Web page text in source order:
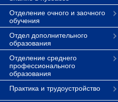
Отделение очного и заочного
обучения
Отдел дополнительного
образования
Отделение среднего
профессионального
образования
Практика и трудоустройство